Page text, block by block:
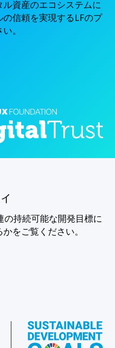
資産のエコシステムに
信頼を実現するLFのプ
。
の持続可能な開発目標に
をご覧ください。